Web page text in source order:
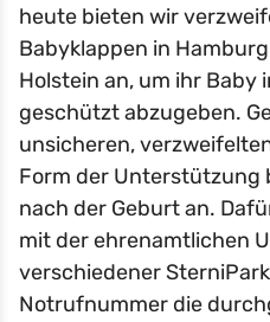
heute bieten wir
Babyklappen in
Holstein an, um ihr Baby
geschützt abzugeben.
unsicheren,
Form der Unterstützung
nach der Geburt an.
mit der ehrenamtlichen
verschiedener
Notrufnummer die